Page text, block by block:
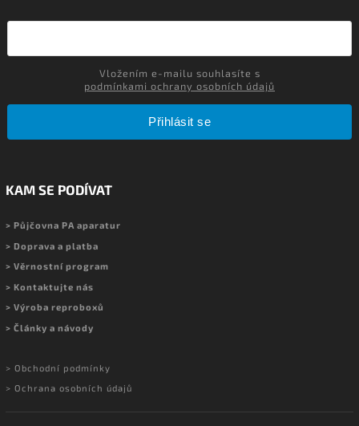
podmínkami ochrany osobních údajů
Přihlásit se
KAM SE PODÍVAT
> Půjčovna PA aparatur
> Doprava a platba
> Věrnostní program
> Kontaktujte nás
> Výroba reproboxů
> Články a návody
> Obchodní podmínky
> Ochrana osobních údajů